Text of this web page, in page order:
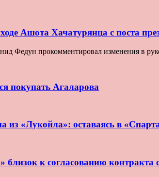
Ашота Хачатурянца с поста
Федун прокомментировал изменения в
покупать Агаларова
из «Лукойла»: оставаясь в
к согласованию контракта